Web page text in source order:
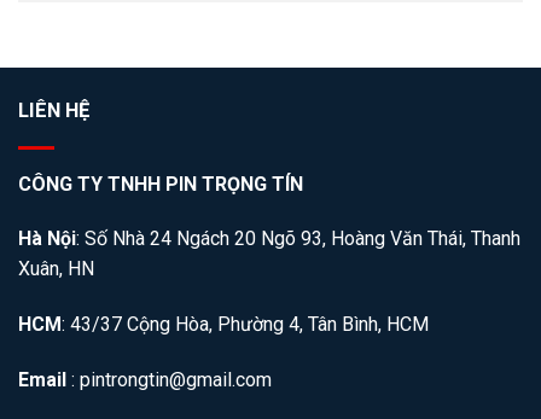
LIÊN HỆ
CÔNG TY TNHH PIN TRỌNG TÍN
Hà Nội: Số Nhà 24 Ngách 20 Ngõ 93, Hoàng Văn Thái, Thanh
Xuân, HN
HCM: 43/37 Cộng Hòa, Phường 4, Tân Bình, HCM
Email : pintrongtin@gmail.com